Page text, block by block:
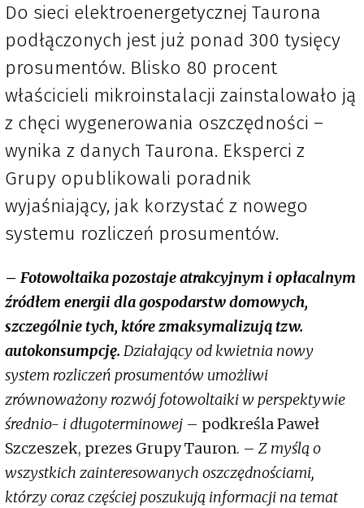
Do sieci elektroenergetycznej Taurona
podłączonych jest już ponad 300 tysięcy
prosumentów. Blisko 80 procent
właścicieli mikroinstalacji zainstalowało ją
z chęci wygenerowania oszczędności –
wynika z danych Taurona. Eksperci z
Grupy opublikowali poradnik
wyjaśniający, jak korzystać z nowego
systemu rozliczeń prosumentów.
– Fotowoltaika pozostaje atrakcyjnym i opłacalnym
źródłem energii dla gospodarstw domowych,
szczególnie tych, które zmaksymalizują tzw.
autokonsumpcję. Działający od kwietnia nowy
system rozliczeń prosumentów umożliwi
zrównoważony rozwój fotowoltaiki w perspektywie
średnio- i długoterminowej – podkreśla Paweł
Szczeszek, prezes Grupy Tauron. – Z myślą o
wszystkich zainteresowanych oszczędnościami,
którzy coraz częściej poszukują informacji na temat